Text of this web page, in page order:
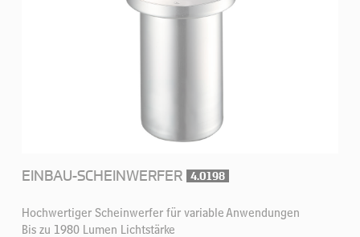
EINBAU-SCHEINWERFER 4.0198
Hochwertiger Scheinwerfer für variable Anwendungen
Bis zu 1980 Lumen Lichtstärke